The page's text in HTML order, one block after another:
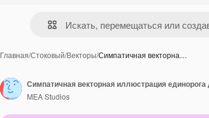
Главная/Стоковый/Векторы/Симпатичная векторна…
MEA Studios